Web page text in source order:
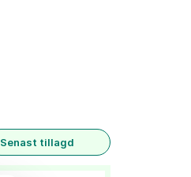
Senast tillagd